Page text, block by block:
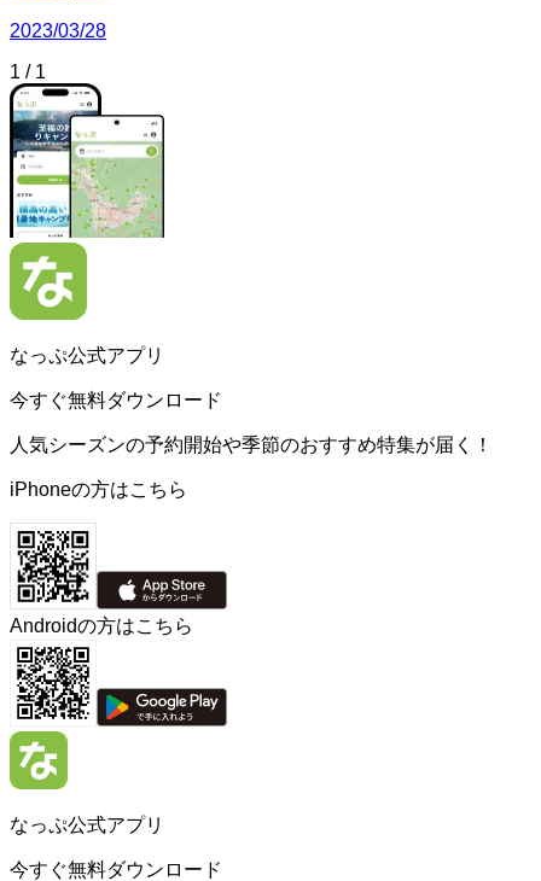
2023/03/28
1 / 1
なっぷ公式アプリ
今すぐ無料ダウンロード
人気シーズンの予約開始や季節のおすすめ特集が届く！
iPhoneの方はこちら
Androidの方はこちら
なっぷ公式アプリ
今すぐ無料ダウンロード